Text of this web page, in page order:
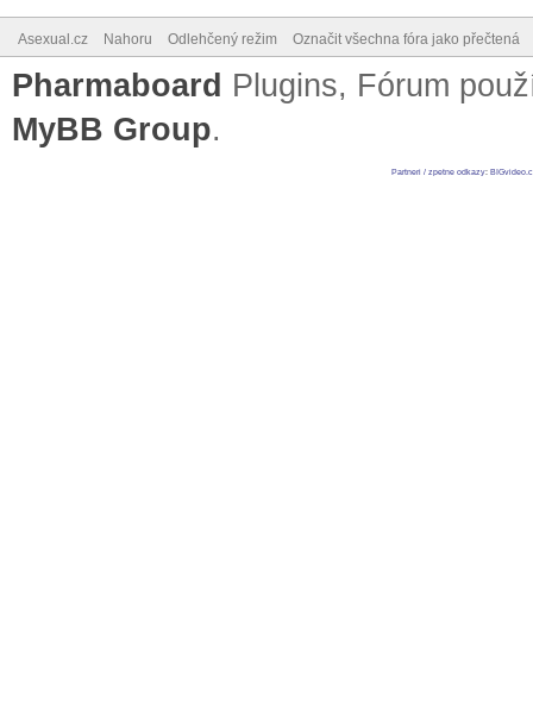
Asexual.cz Nahoru Odlehčený režim Označit všechna fóra jako přečtená
Pharmaboard Plugins, Fórum
MyBB Group.
Partneri / zpetne odkazy: